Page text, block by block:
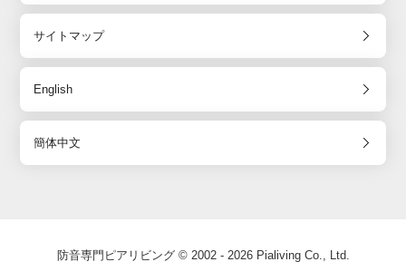
サイトマップ
English
簡体中文
防音専門ピアリビング © 2002 - 2026 Pialiving Co., Ltd.